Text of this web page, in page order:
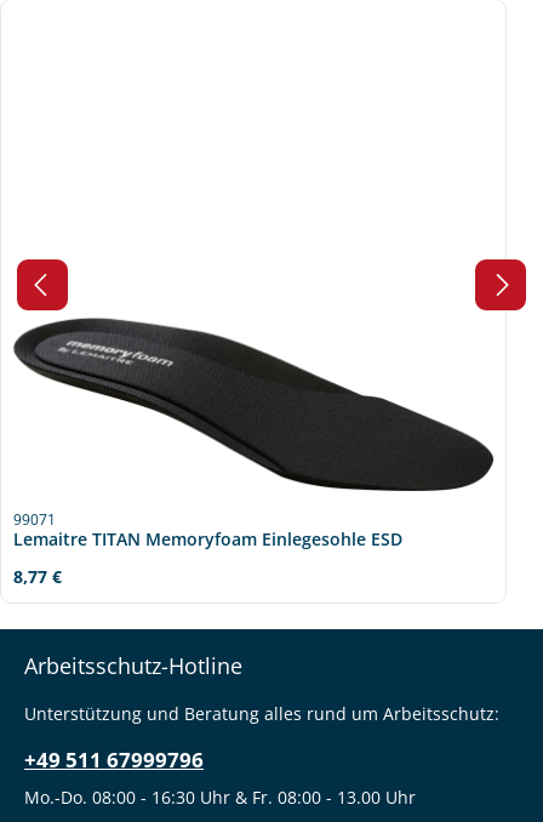
99071
Lemaitre TITAN Memoryfoam Einlegesohle ESD
Regulärer Preis:
8,77 €
Arbeitsschutz-Hotline
Unterstützung und Beratung alles rund um Arbeitsschutz:
+49 511 67999796
Mo.-Do. 08:00 - 16:30 Uhr & Fr. 08:00 - 13.00 Uhr